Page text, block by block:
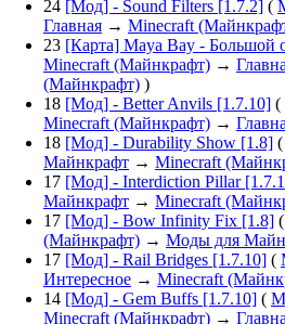
24 [Мод] - Sound Filters [1.7.2] (
Главная → Minecraft
23 [Карта] Maya Bay - Большой
Minecraft (Майнкрафт) →
(Майнкрафт) )
18 [Мод] - Better Anvils [1.7.10] (
Minecraft (Майнкрафт) →
18 [Мод] - Durability Show [1.8] (
Майнкрафт → Minecraft
17 [Мод] - Interdiction Pillar
Майнкрафт → Minecraft
17 [Мод] - Bow Infinity Fix [1.8] (
(Майнкрафт) → Моды для
17 [Мод] - Rail Bridges [1.7.10] (
Интересное → Minecraft
14 [Мод] - Gem Buffs [1.7.10] (
Minecraft (Майнкрафт) →